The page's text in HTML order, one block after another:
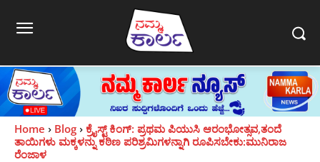
Home Blog
ಕ್ರೈಸ್ಟ್ ಕಿಂಗ್: ಪ್ರಥಮ ಪಿಯುಸಿ ಆರಂಭೋತ್ಸವ,ತಂದೆ
ತಾಯಿಗಳು ಮಕ್ಕಳನ್ನು ಕಠಿಣ ಪರಿಶ್ರಮಿಗಳನ್ನಾಗಿ ರೂಪಿಸಬೇಕು:ಮುನಿರಾಜ
ರೆಂಜಾಳ